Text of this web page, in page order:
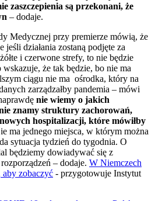
zaszczepienia są przekonani, że
– dodaje.
Medycznej przy premierze mówią, że
działania zostaną podjęte za
i czerwone strefy, to nie będzie
że tak będzie, bo nie ma
ciągu nie ma ośrodka, który na
zarządzałby pandemia – mówi
nie wiemy o jakich
znamy struktury zachorowań,
hospitalizacji, które mówiłby
ma jednego miejsca, w którym można
sytuacja tydzień do tygodnia. O
będziemy dowiadywać się z
– dodaje. W Niemczech
zobaczyć - przygotowuje Instytut